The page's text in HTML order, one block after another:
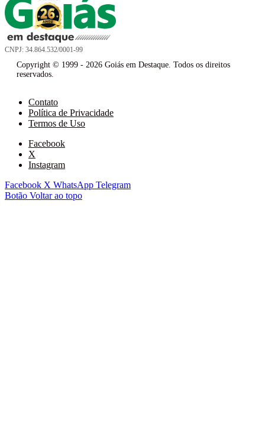
CNPJ: 34.864.532/0001-99
Copyright © 1999 - 2026 Goiás em Destaque. Todos os direitos
reservados.
Contato
Política de Privacidade
Termos de Uso
Facebook
X
Instagram
Facebook X WhatsApp Telegram
Botão Voltar ao topo